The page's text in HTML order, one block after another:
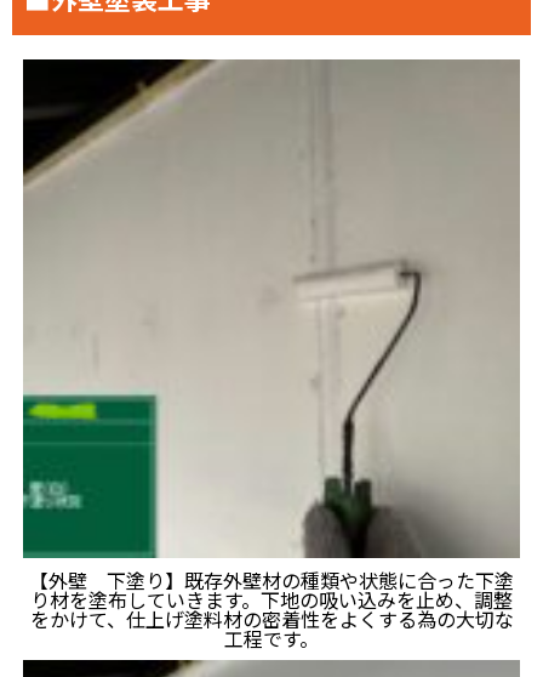
【外壁 下塗り】既存外壁材の種類や状態に合った下塗
り材を塗布していきます。下地の吸い込みを止め、調整
をかけて、仕上げ塗料材の密着性をよくする為の大切な
工程です。